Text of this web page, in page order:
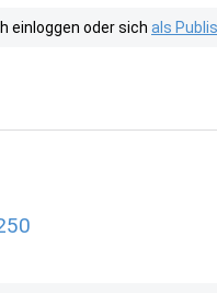
einloggen oder sich als